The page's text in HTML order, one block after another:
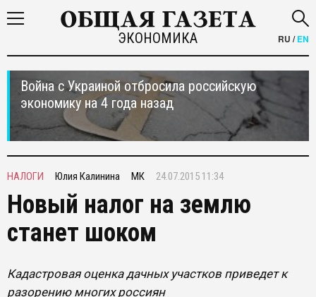
ЭКОНОМИКА RU /EN
Война с Украиной отбросила российскую
экономику на 4 года назад
НАЛОГИ Юлия Калинина МК 24.07.2015 11:34
Новый налог на землю
станет шоком
Кадастровая оценка дачных участков приведет к
разорению многих россиян